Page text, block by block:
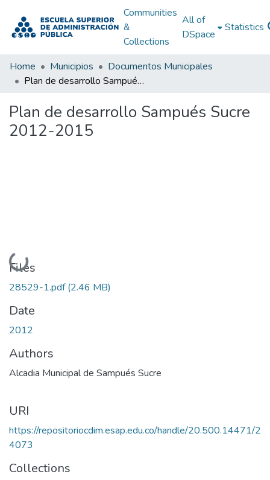
Communities
&
Collections
All of
DSpace
Statistics
Home Municipios
Documentos Municipales
Plan de desarrollo Sampués Sucre 2012-2015
Plan de desarrollo Sampués Sucre
2012-2015
Loading...
Files
28529-1.pdf(2.46 MB)
Date
2012
Authors
Alcadia Municipal de Sampués Sucre
URI
https://repositoriocdim.esap.edu.co/handle/20.500.14471/2
4073
Collections